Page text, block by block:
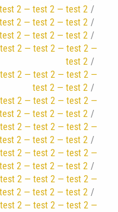
2 — test 2 — test 2
2 — test 2 — test 2
2 — test 2 — test 2
2 — test 2 — test 2 —
test 2
2 — test 2 — test 2 —
test 2 — test 2
2 — test 2 — test 2 —
test 2 — test 2 — test 2
2 — test 2 — test 2 —
2 — test 2 — test 2
2 — test 2 — test 2 —
2 — test 2 — test 2
2 — test 2 — test 2 —
2 — test 2 — test 2
2 — test 2 — test 2 —